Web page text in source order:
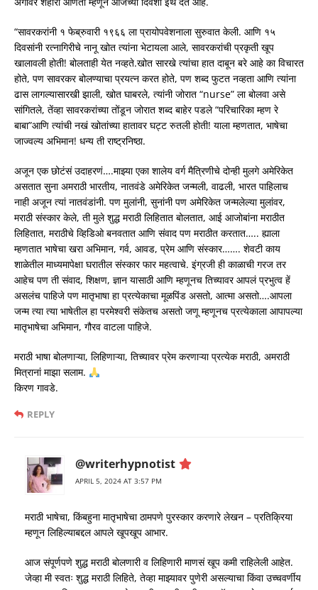
“सावरकरांनी १ फेब्रुवारी १९६६ ला प्रायोपवेशनाला सुरुवात केली. आणि १५
दिवसांनी रत्नागिरीचे नानू खोत त्यांना भेटायला आले, सावरकरांची प्रकृती खूप
खालावली होती! बोलताही येत नव्हते.खोत सारखे त्यांचा हात दाबून बरे आहे का विचारत
होते, पण सावरकर बोलण्याचा प्रयत्न करत होते, पण शब्द फुटत नव्हता आणि त्यांना
ढास लागल्यासारखी झाली, खोत घाबरले, त्यांनी जोरात “nurse” ला बोलवा असे
सांगितले, तेंव्हा सावरकरांच्या तोंडून जोरात शब्द बाहेर पडले “परिचारिका म्हण रे
बाबा”आणि त्यांची नखं खोतांच्या हातावर घट्ट रुतली होती! याला म्हणतात, भाषेचा
जाज्वल्य अभिमान! धन्य ती राष्ट्रनिष्ठा.
अजून एक छोटंसं उदाहरणं….माझ्या एका शालेय वर्ग मैत्रिणीचे दोन्ही मुलगे अमेरिकेत
असतात सुना अमराठी भारतीय, नातवंडे अमेरिकेत जन्मली, वाढली, भारत पाहिलाच
नाही अजून त्यां नातवंडांनी. पण मुलांनी, सुनांनी पण अमेरिकेत जन्मलेल्या मुलांवर,
मराठी संस्कार केले, ती मुले शुद्ध मराठी लिहितात बोलतात, आई आजोबांना मराठीत
लिहितात, मराठीचे व्हिडिओ बनवतात आणि संवाद पण मराठीत करतात….. ह्याला
म्हणतात भाषेचा खरा अभिमान, गर्व, आवड, प्रेम आणि संस्कार……. शेवटी काय
शाळेतील माध्यमापेक्षा घरातील संस्कार फार महत्वाचे. इंग्रजी ही काळाची गरज तर
आहेच पण ती संवाद, शिक्षण, ज्ञान यासाठी आणि म्हणूनच तिच्यावर आपलं प्रभुत्व हें
असलंच पाहिजे पण मातृभाषा हा प्रत्येकाचा मूळपिंड असतो, आत्मा असतो….आपला
जन्म त्या त्या भाषेतील हा परमेश्वरी संकेतच असतो जणू म्हणूनच प्रत्येकाला आपापल्या
मातृभाषेचा अभिमान, गौरव वाटला पाहिजे.
मराठी भाषा बोलणाऱ्या, लिहिणाऱ्या, तिच्यावर प्रेम करणाऱ्या प्रत्येक मराठी, अमराठी
मित्रानां माझा सलाम.
किरण गावडे.
REPLY
@writerhypnotist
APRIL 5, 2024 AT 3:57 PM
मराठी भाषेचा, किंबहुना मातृभाषेचा ठामपणे पुरस्कार करणारे लेखन – प्रतिक्रिया
म्हणून लिहिल्याबद्दल आपले खूपखूप आभार.
आज संपूर्णपणे शुद्ध मराठी बोलणारी व लिहिणारी माणसं खूप कमी राहिलेली आहेत.
जेव्हा मी स्वतः शुद्ध मराठी लिहिते, तेव्हा माझ्यावर पुणेरी असल्याचा किंवा उच्चवर्णीय